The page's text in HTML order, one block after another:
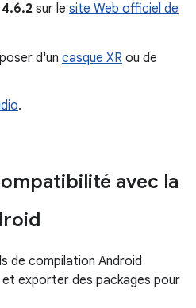
sur le site Web officiel de
d'un casque XR ou de
.
avec la
de compilation Android
exporter des packages pour